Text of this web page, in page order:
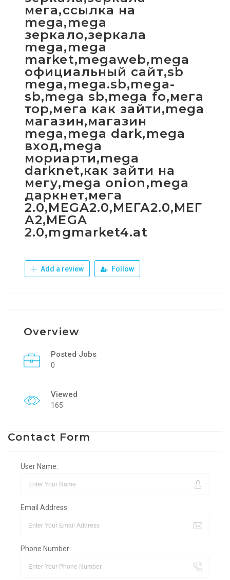
мега,ссылка на
mega,mega
зеркало,зеркала
mega,mega
market,megaweb,mega
официальный сайт,sb
mega,mega.sb,mega-
sb,mega sb,mega fo,мега
тор,мега как зайти,mega
магазин,магазин
mega,mega dark,mega
вход,mega
мориарти,mega
darknet,как зайти на
мегу,mega onion,mega
даркнет,мега
2.0,MEGA2.0,МЕГА2.0,МЕГ
А2,MEGA
2.0,mgmarket4.at
Add a review Follow
Overview
Posted Jobs
0
Viewed
165
Contact Form
User Name:
Email Address:
Phone Number: